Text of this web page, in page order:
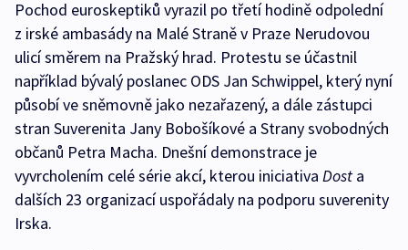
Pochod euroskeptiků vyrazil po třetí hodině odpolední
z irské ambasády na Malé Straně v Praze Nerudovou
ulicí směrem na Pražský hrad. Protestu se účastnil
například bývalý poslanec ODS Jan Schwippel, který nyní
působí ve sněmovně jako nezařazený, a dále zástupci
stran Suverenita Jany Bobošíkové a Strany svobodných
občanů Petra Macha. Dnešní demonstrace je
vyvrcholením celé série akcí, kterou iniciativa Dost a
dalších 23 organizací uspořádaly na podporu suverenity
Irska.